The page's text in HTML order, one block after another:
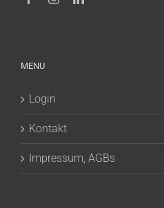
MENU
Login
Kontakt
Impressum, AGBs